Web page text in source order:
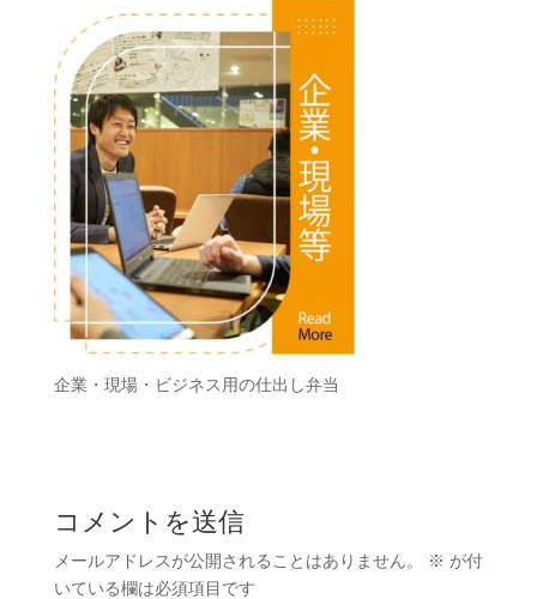
企業・現場・ビジネス用の仕出し弁当
コメントを送信
メールアドレスが公開されることはありません。 ※ が付
いている欄は必須項目です